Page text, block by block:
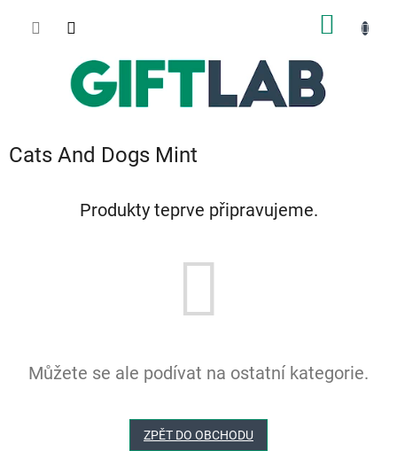
Cats And Dogs Mint
Produkty teprve připravujeme.
Můžete se ale podívat na ostatní kategorie.
ZPĚT DO OBCHODU